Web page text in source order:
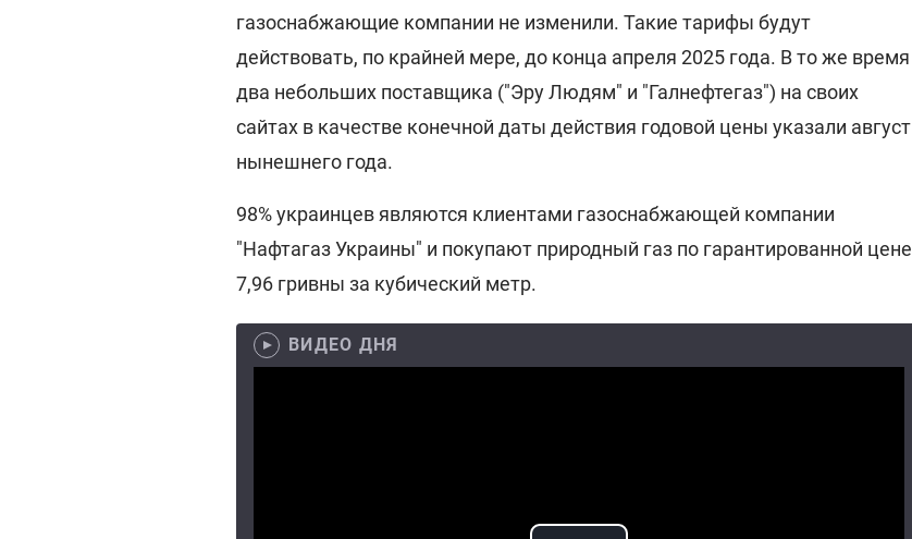
газоснабжающие компании не изменили. Такие тарифы будут
действовать, по крайней мере, до конца апреля 2025 года. В то же время
два небольших поставщика ("Эру Людям" и "Галнефтегаз") на своих
сайтах в качестве конечной даты действия годовой цены указали август
нынешнего года.
98% украинцев являются клиентами газоснабжающей компании
"Нафтагаз Украины" и покупают природный газ по гарантированной цене
7,96 гривны за кубический метр.
ВИДЕО ДНЯ